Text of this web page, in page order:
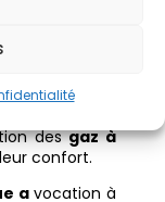
et
travaux de
desgaz à
confort.
avocation à